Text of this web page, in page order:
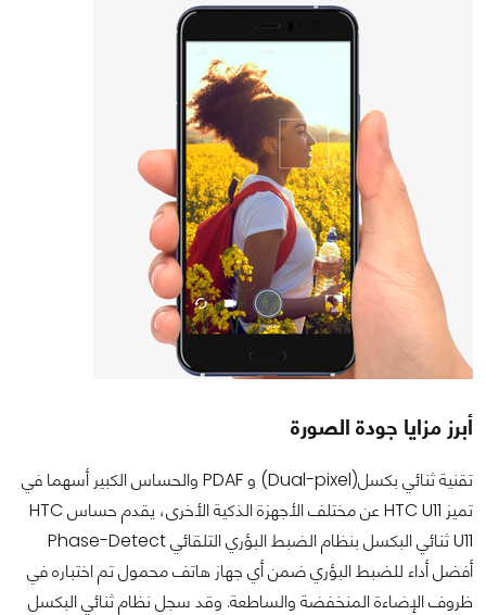
أبرز مزايا جودة الصورة
تقنية ثنائي بكسل(Dual-pixel) و PDAF والحساس الكبير أسهما في
تميز HTC U11 عن مختلف الأجهزة الذكية الأخرى، يقدم حساس HTC
U11 ثنائي البكسل بنظام الضبط البؤري التلقائي Phase-Detect
أفضل أداء للضبط البؤري ضمن أي جهاز هاتف محمول تم اختباره في
ظروف الإضاءة المنخفضة والساطعة. وقد سجل نظام ثنائي البكسل